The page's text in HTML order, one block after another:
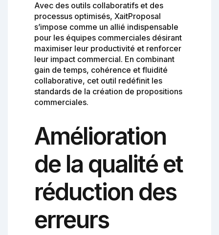
Avec des outils collaboratifs et des
processus optimisés, XaitProposal
s’impose comme un allié indispensable
pour les équipes commerciales désirant
maximiser leur productivité et renforcer
leur impact commercial. En combinant
gain de temps, cohérence et fluidité
collaborative, cet outil redéfinit les
standards de la création de propositions
commerciales.
Amélioration
de la qualité et
réduction des
erreurs